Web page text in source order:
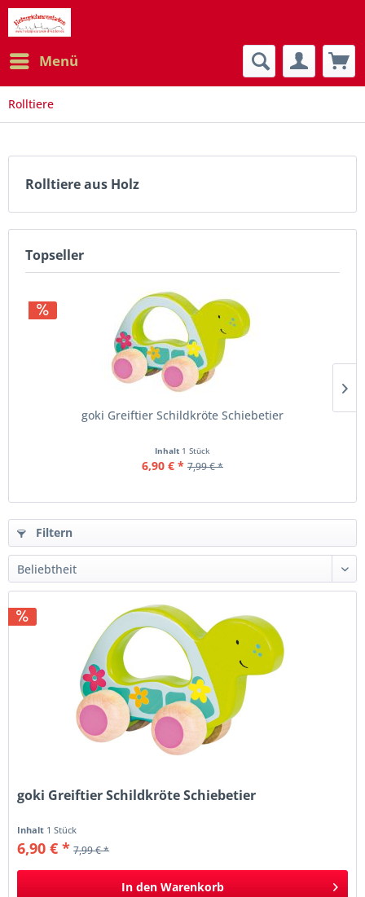
Menü
Rolltiere
Rolltiere aus Holz
Topseller
goki Greiftier Schildkröte Schiebetier
Inhalt 1 Stück
6,90 € * 7,99 € *
Filtern
goki Greiftier Schildkröte Schiebetier
Inhalt 1 Stück
6,90 € * 7,99 € *
In den Warenkorb